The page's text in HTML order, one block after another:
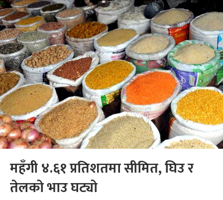
महँगी ४.६१ प्रतिशतमा सीमित, घिउ र
तेलको भाउ घट्यो